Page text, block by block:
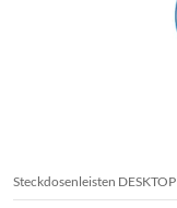
Steckdosenleisten DESKTOP